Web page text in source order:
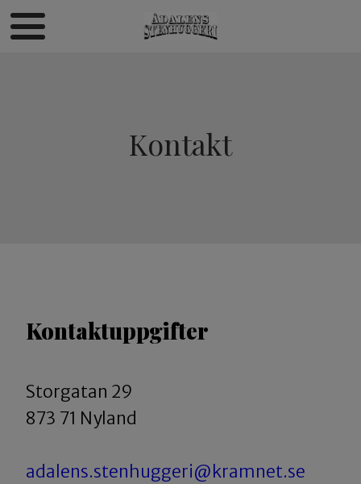
Kontakt
Kontaktuppgifter
Storgatan 29
873 71 Nyland
adalens.stenhuggeri@kramnet.se